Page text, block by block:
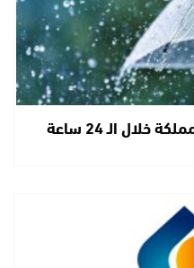
مقاييس الأمطار المسجلة بالمملكة خلال الـ 24 ساعة